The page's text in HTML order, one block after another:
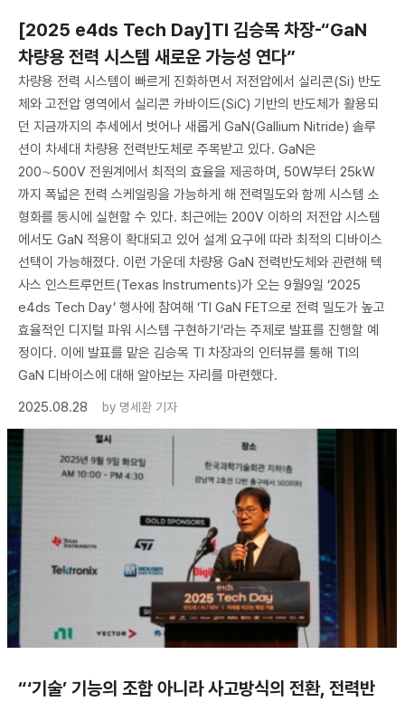
[2025 e4ds Tech Day]TI 김승목 차장-“GaN
차량용 전력 시스템 새로운 가능성 연다”
차량용 전력 시스템이 빠르게 진화하면서 저전압에서 실리콘(Si) 반도
체와 고전압 영역에서 실리콘 카바이드(SiC) 기반의 반도체가 활용되
던 지금까지의 추세에서 벗어나 새롭게 GaN(Gallium Nitride) 솔루
션이 차세대 차량용 전력반도체로 주목받고 있다. GaN은
200∼500V 전원계에서 최적의 효율을 제공하며, 50W부터 25kW
까지 폭넓은 전력 스케일링을 가능하게 해 전력밀도와 함께 시스템 소
형화를 동시에 실현할 수 있다. 최근에는 200V 이하의 저전압 시스템
에서도 GaN 적용이 확대되고 있어 설계 요구에 따라 최적의 디바이스
선택이 가능해졌다. 이런 가운데 차량용 GaN 전력반도체와 관련해 텍
사스 인스트루먼트(Texas Instruments)가 오는 9월9일 ‘2025
e4ds Tech Day’ 행사에 참여해 ‘TI GaN FET으로 전력 밀도가 높고
효율적인 디지털 파워 시스템 구현하기’라는 주제로 발표를 진행할 예
정이다. 이에 발표를 맡은 김승목 TI 차장과의 인터뷰를 통해 TI의
GaN 디바이스에 대해 알아보는 자리를 마련했다.
2025.08.28
by 명세환 기자
“‘기술’ 기능의 조합 아니라 사고방식의 전환, 전력반